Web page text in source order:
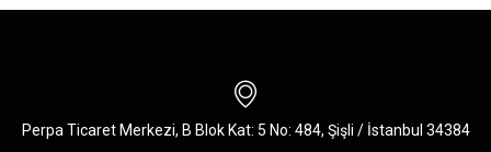
Perpa Ticaret Merkezi, B Blok Kat: 5 No: 484, Şişli / İstanbul 34384